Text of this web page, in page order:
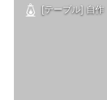
[テーブル] 自作